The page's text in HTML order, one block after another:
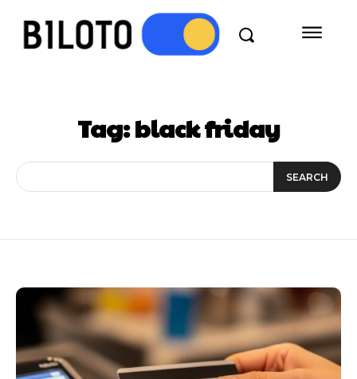
Tag:black friday
SEARCH